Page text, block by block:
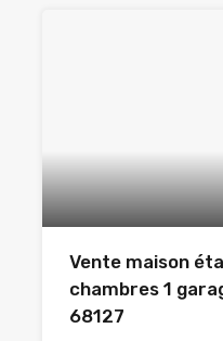
Vente maison
chambres 1
68127